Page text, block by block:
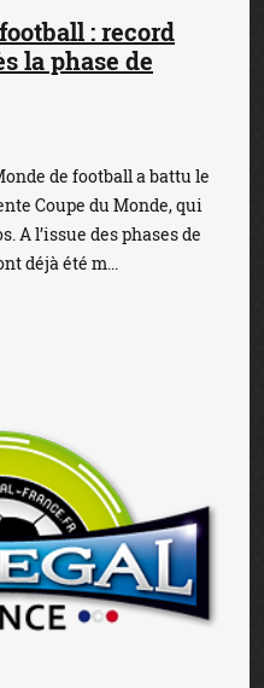
: record
la phase de
de football a battu le
Coupe du Monde, qui
A l’issue des phases de
déjà été m...